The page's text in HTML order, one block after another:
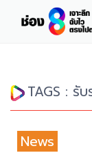
TAGS : รั
News